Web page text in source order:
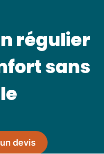
régulier
sans
devis